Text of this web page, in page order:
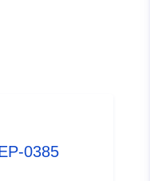
0385